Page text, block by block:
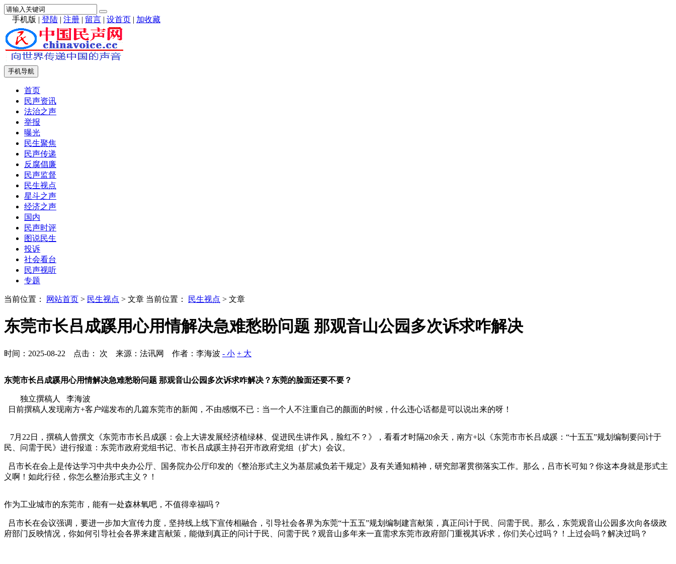
手机版 | 登陆 | 注册 | 留言 | 设首页 | 加收藏
手机导航
首页
民声资讯
法治之声
举报
曝光
民生聚焦
民声传递
反腐倡廉
民声监督
民生视点
星斗之声
经济之声
国内
民声时评
图说民生
投诉
社会看台
民声视听
专题
当前位置： 网站首页 > 民生视点 > 文章 当前位置： 民生视点 > 文章
东莞市长吕成蹊用心用情解决急难愁盼问题 那观音山公园多次诉求咋解决
时间：2025-08-22 点击： 次 来源：法讯网 作者：李海波 - 小 + 大
东莞市长吕成蹊用心用情解决急难愁盼问题 那观音山公园多次诉求咋解决？东莞的脸面还要不要？
独立撰稿人 李海波
日前撰稿人发现南方+客户端发布的几篇东莞市的新闻，不由感慨不已：当一个人不注重自己的颜面的时候，什么违心话都是可以说出来的呀！
7月22日，撰稿人曾撰文《东莞市市长吕成蹊：会上大讲发展经济植绿林、促进民生讲作风，脸红不？》，看看才时隔20余天，南方+以《东莞市市长吕成蹊：“十五五”规划编制要问计于
民、问需于民》进行报道：东莞市政府党组书记、市长吕成蹊主持召开市政府党组（扩大）会议。
吕市长在会上是传达学习中共中央办公厅、国务院办公厅印发的《整治形式主义为基层减负若干规定》及有关通知精神，研究部署贯彻落实工作。那么，吕市长可知？你这本身就是形式主
义啊！如此行径，你怎么整治形式主义？！
作为工业城市的东莞市，能有一处森林氧吧，不值得幸福吗？
吕市长在会议强调，要进一步加大宣传力度，坚持线上线下宣传相融合，引导社会各界为东莞“十五五”规划编制建言献策，真正问计于民、问需于民。那么，东莞观音山公园多次向各级政
府部门反映情况，你如何引导社会各界来建言献策，能做到真正的问计于民、问需于民？观音山多年来一直需求东莞市政府部门重视其诉求，你们关心过吗？！上过会吗？解决过吗？